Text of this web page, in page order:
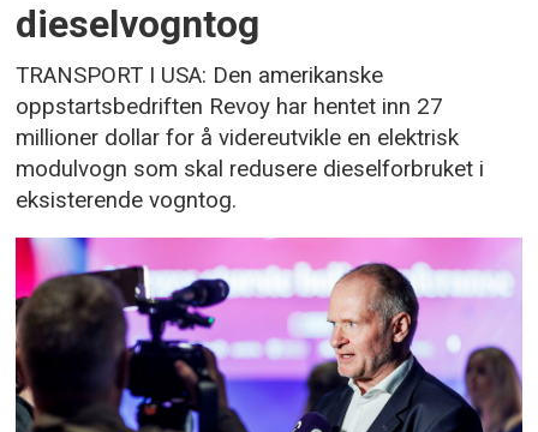
dieselvogntog
TRANSPORT I USA: Den amerikanske
oppstartsbedriften Revoy har hentet inn 27
millioner dollar for å videreutvikle en elektrisk
modulvogn som skal redusere dieselforbruket i
eksisterende vogntog.